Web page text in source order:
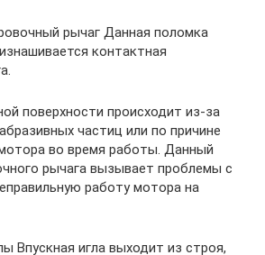
рычаг Данная поломка
контактная
поверхности происходит из-за
частиц или по причине
во время работы. Данный
рычага вызывает проблемы с
работу мотора на
Впускная игла выходит из строя,